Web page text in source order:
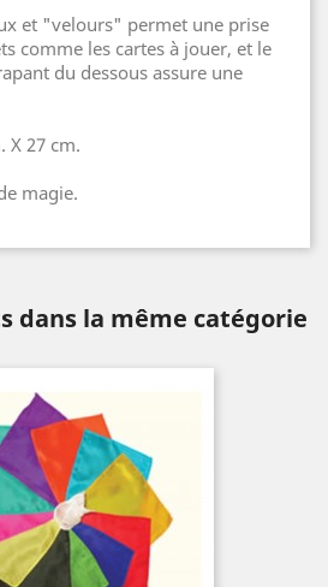
et "velours" permet une prise
comme les cartes à jouer, et le
du dessous assure une
X 27 cm.
magie.
dans la même catégorie